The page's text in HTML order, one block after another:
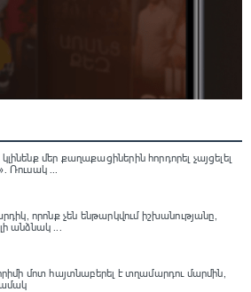
մեր քաղաքացիներին հորդորել չայցելել
Ռուսակ ...
որոնք չեն ենթարկվում իշխանությանը,
անձնակ ...
մոտ հայտնաբերել է տղամարդու մարմին,